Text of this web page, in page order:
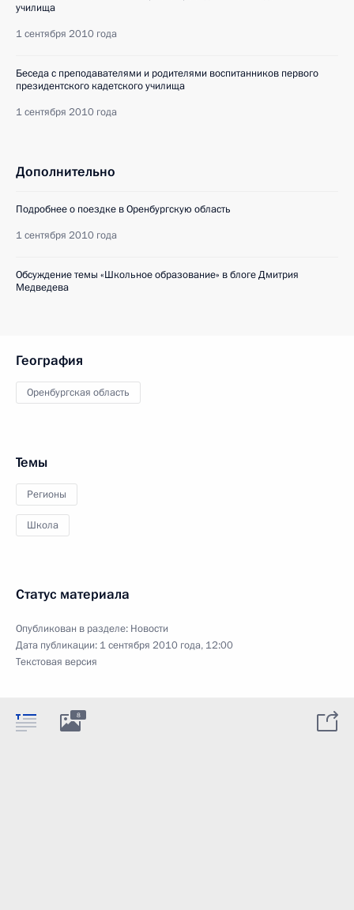
училища
1 сентября 2010 года
Беседа с преподавателями и родителями воспитанников первого
президентского кадетского училища
1 сентября 2010 года
Дополнительно
Подробнее о поездке в Оренбургскую область
1 сентября 2010 года
Обсуждение темы «Школьное образование» в блоге Дмитрия
Медведева
География
Оренбургская область
Темы
Регионы
Школа
Статус материала
Опубликован в разделе: Новости
Дата публикации: 1 сентября 2010 года, 12:00
Текстовая версия
8